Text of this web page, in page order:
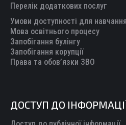
Перелік додаткових послуг
Умови доступності для
Мова освітнього процесу
Запобігання булінгу
Запобігання корупції
Права та обов’язки ЗВО
ДОСТУП ДО